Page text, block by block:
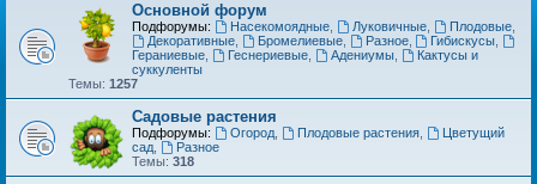
Основной форум
Подфорумы: Насекомоядные, Луковичные, Плодовые,
Декоративные, Бромелиевые, Разное, Гибискусы
Гераниевые
Геснериевые, Адениумы,
Кактусы и
суккуленты
Темы: 1257
Садовые растения
Подфорумы: Огород, Плодовые растения,
Цветущий
сад
Разное
Темы: 318